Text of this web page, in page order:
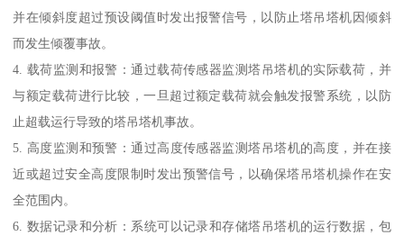
并在倾斜度超过预设阈值时发出报警信号，以防止塔吊塔机因倾斜
而发生倾覆事故。
4. 载荷监测和报警：通过载荷传感器监测塔吊塔机的实际载荷，并
与额定载荷进行比较，一旦超过额定载荷就会触发报警系统，以防
止超载运行导致的塔吊塔机事故。
5. 高度监测和预警：通过高度传感器监测塔吊塔机的高度，并在接
近或超过安全高度限制时发出预警信号，以确保塔吊塔机操作在安
全范围内。
6. 数据记录和分析：系统可以记录和存储塔吊塔机的运行数据，包